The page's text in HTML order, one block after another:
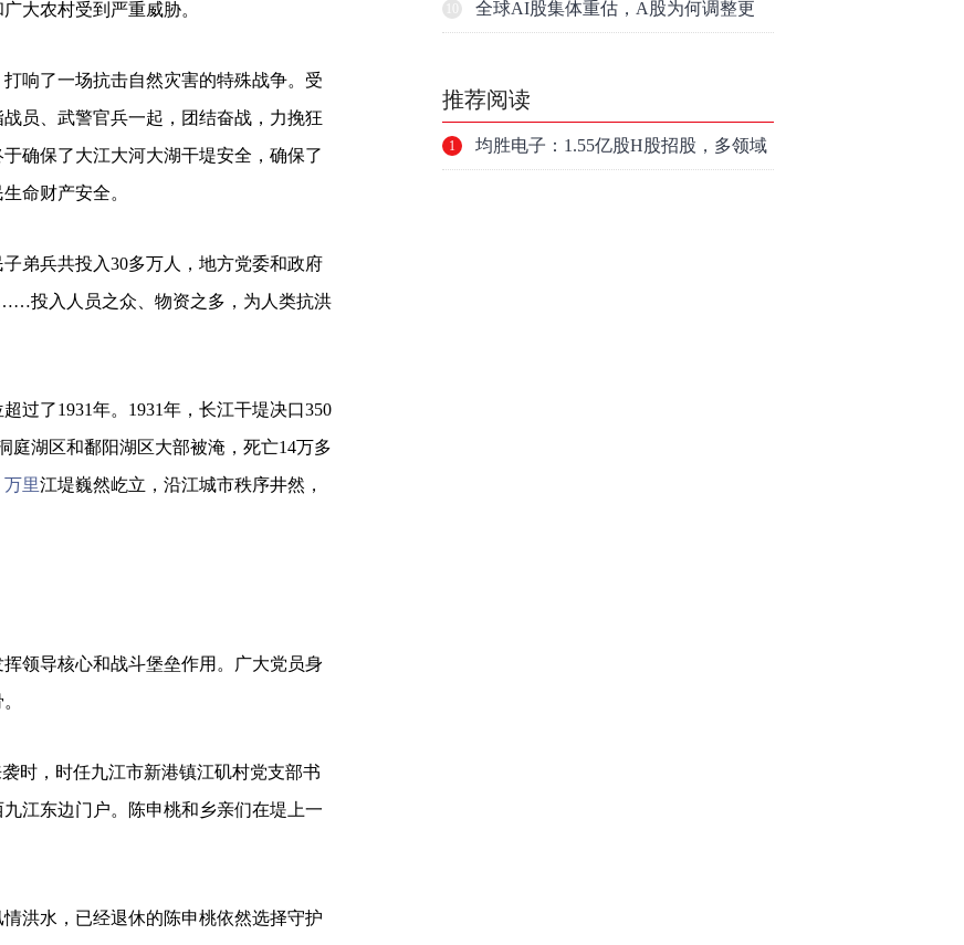
大农村受到严重威胁。
响了一场抗击自然灾害的特殊战争。受
员、武警官兵一起，团结奋战，力挽狂
确保了大江大河大湖干堤安全，确保了
命财产安全。
弟兵共投入30多万人，地方党委和政府
投入人员之众、物资之多，为人类抗洪
过了1931年。1931年，长江干堤决口350
庭湖区和鄱阳湖区大部被淹，死亡14万多
万里江堤巍然屹立，沿江城市秩序井然，
领导核心和战斗堡垒作用。广大党员身
时，时任九江市新港镇江矶村党支部书
江东边门户。陈申桃和乡亲们在堤上一
洪水，已经退休的陈申桃依然选择守护
底属于现实
全球AI股集体重估，A股为何调整更
推荐阅读
1 均胜电子：1.55亿股H股招股，多领域